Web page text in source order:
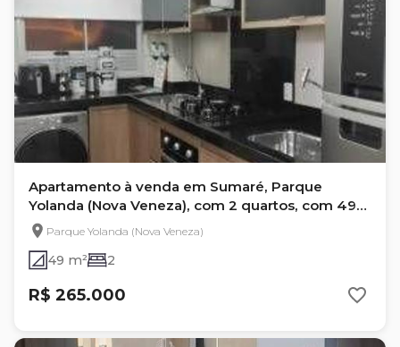
Apartamento à venda em Sumaré, Parque
Yolanda (Nova Veneza), com 2 quartos, com 49
m²Parque Yolanda (Nova Veneza)
49 m² 2
R$ 265.000